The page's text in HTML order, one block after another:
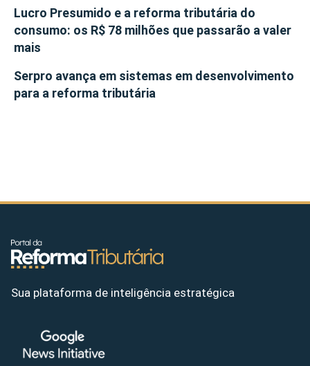
Lucro Presumido e a reforma tributária do
consumo: os R$ 78 milhões que passarão a valer
mais
Serpro avança em sistemas em desenvolvimento
para a reforma tributária
Sua plataforma de inteligência estratégica